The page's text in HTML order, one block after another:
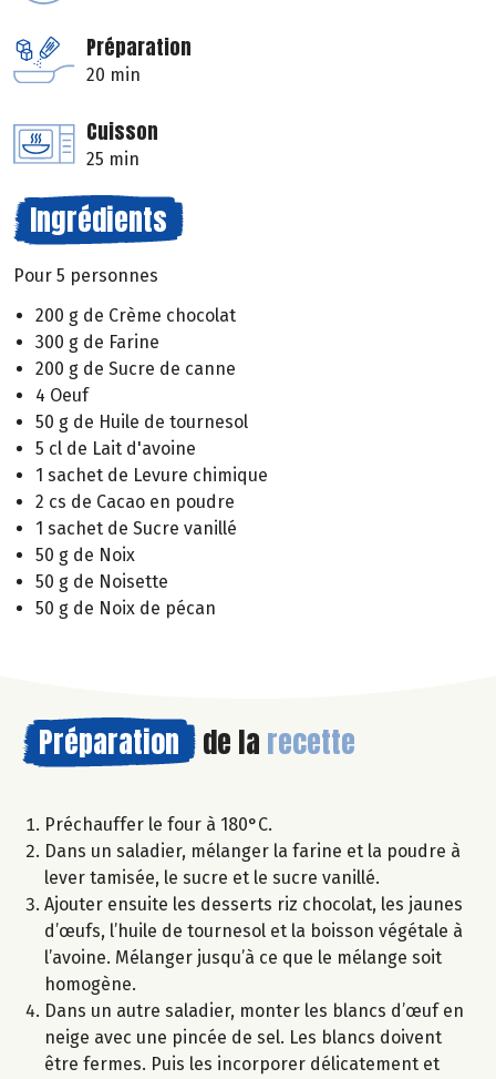
Préparation
20 min
Cuisson
25 min
Ingrédients
Pour 5 personnes
200 g de Crème chocolat
300 g de Farine
200 g de Sucre de canne
4 Oeuf
50 g de Huile de tournesol
5 cl de Lait d'avoine
1 sachet de Levure chimique
2 cs de Cacao en poudre
1 sachet de Sucre vanillé
50 g de Noix
50 g de Noisette
50 g de Noix de pécan
Préparation de la recette
Préchauffer le four à 180°C.
Dans un saladier, mélanger la farine et la poudre à
lever tamisée, le sucre et le sucre vanillé.
Ajouter ensuite les desserts riz chocolat, les jaunes
d’œufs, l’huile de tournesol et la boisson végétale à
l’avoine. Mélanger jusqu’à ce que le mélange soit
homogène.
Dans un autre saladier, monter les blancs d’œuf en
neige avec une pincée de sel. Les blancs doivent
être fermes. Puis les incorporer délicatement et